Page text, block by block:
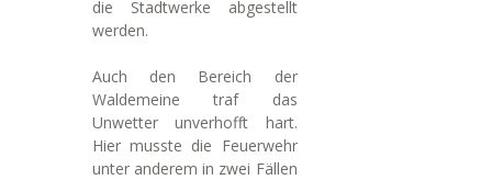
die Stadtwerke abgestellt
werden.
Auch den Bereich der
Waldemeine traf das
Unwetter unverhofft hart.
Hier musste die Feuerwehr
unter anderem in zwei Fällen